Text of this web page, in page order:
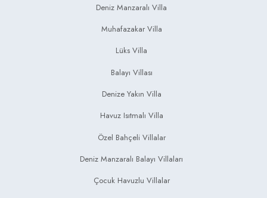
Deniz Manzaralı Villa
Muhafazakar Villa
Lüks Villa
Balayı Villası
Denize Yakın Villa
Havuz Isıtmalı Villa
Özel Bahçeli Villalar
Deniz Manzaralı Balayı Villaları
Çocuk Havuzlu Villalar